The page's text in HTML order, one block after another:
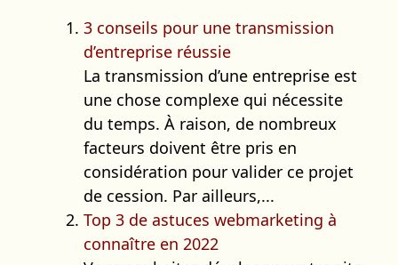
3 conseils pour une transmission
d’entreprise réussie
La transmission d’une entreprise est
une chose complexe qui nécessite
du temps. À raison, de nombreux
facteurs doivent être pris en
considération pour valider ce projet
de cession. Par ailleurs,...
Top 3 de astuces webmarketing à
connaître en 2022